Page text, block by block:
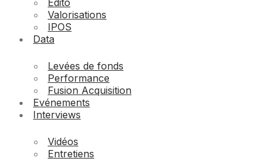
Edito
Valorisations
IPOS
Data
Levées de fonds
Performance
Fusion Acquisition
Evénements
Interviews
Vidéos
Entretiens